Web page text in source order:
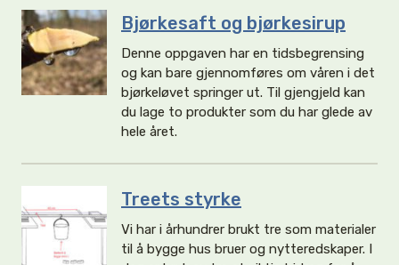
Bjørkesaft og bjørkesirup
Denne oppgaven har en tidsbegrensing
og kan bare gjennomføres om våren i det
bjørkeløvet springer ut. Til gjengjeld kan
du lage to produkter som du har glede av
hele året.
Treets styrke
Vi har i århundrer brukt tre som materialer
til å bygge hus bruer og nytteredskaper. I